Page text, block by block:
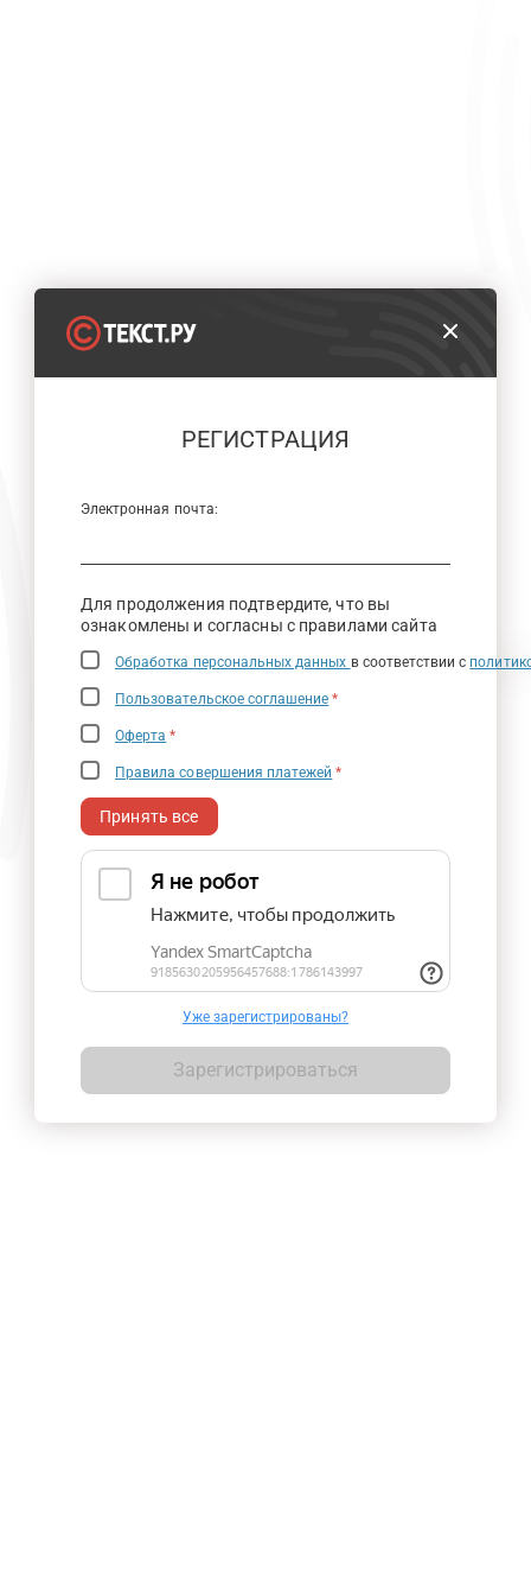
РЕГИСТРАЦИЯ
Электронная почта:
Для продолжения подтвердите, что вы
ознакомлены и согласны с правилами сайта
Обработка персональных данных в соответствии с
Пользовательское соглашение *
Оферта *
Правила совершения платежей *
Принять все
Уже зарегистрированы?
Зарегистрироваться